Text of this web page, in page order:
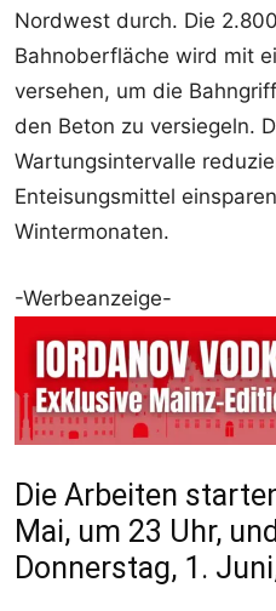
Nordwest durch. Die
Bahnoberfläche wird mit
versehen, um die
den Beton zu versiegeln.
Wartungsintervalle
Enteisungsmittel
Wintermonaten.
-Werbeanzeige-
Die Arbeiten
Mai, um 23 Uhr,
Donnerstag, 1.